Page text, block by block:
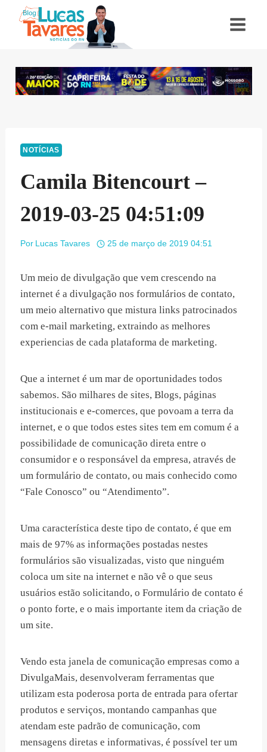
NOTÍCIAS
Camila Bitencourt –
2019-03-25 04:51:09
Por Lucas Tavares 25 de março de 2019 04:51
Um meio de divulgação que vem crescendo na
internet é a divulgação nos formulários de contato,
um meio alternativo que mistura links patrocinados
com e-mail marketing, extraindo as melhores
experiencias de cada plataforma de marketing.
Que a internet é um mar de oportunidades todos
sabemos. São milhares de sites, Blogs, páginas
institucionais e e-comerces, que povoam a terra da
internet, e o que todos estes sites tem em comum é a
possibilidade de comunicação direta entre o
consumidor e o responsável da empresa, através de
um formulário de contato, ou mais conhecido como
“Fale Conosco” ou “Atendimento”.
Uma característica deste tipo de contato, é que em
mais de 97% as informações postadas nestes
formulários são visualizadas, visto que ninguém
coloca um site na internet e não vê o que seus
usuários estão solicitando, o Formulário de contato é
o ponto forte, e o mais importante item da criação de
um site.
Vendo esta janela de comunicação empresas como a
DivulgaMais, desenvolveram ferramentas que
utilizam esta poderosa porta de entrada para ofertar
produtos e serviços, montando campanhas que
atendam este padrão de comunicação, com
mensagens diretas e informativas, é possível ter um